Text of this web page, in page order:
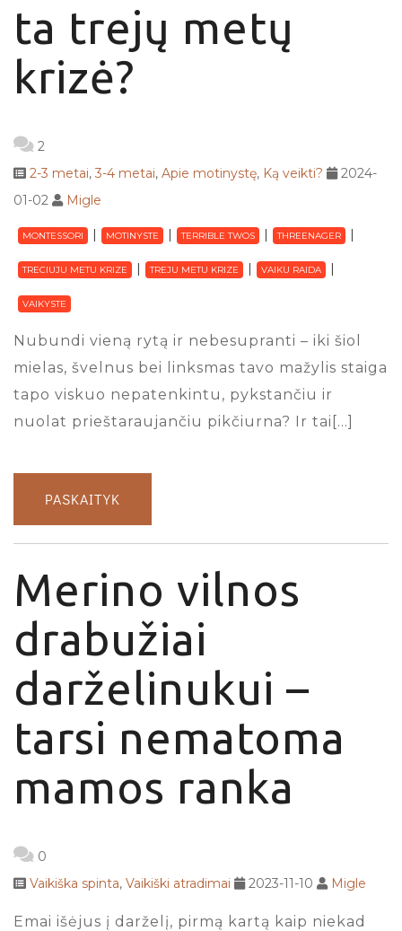
ta trejų metų
krizė?
2
2-3 metai, 3-4 metai, Apie motinystę, Ką veikti?
2024-
01-02
Migle
MONTESSORI MOTINYSTE TERRIBLE TWOS THREENAGER
TRECIUJU METU KRIZE TREJU METU KRIZE VAIKU RAIDA
VAIKYSTE
Nubundi vieną rytą ir nebesupranti – iki šiol
mielas, švelnus bei linksmas tavo mažylis staiga
tapo viskuo nepatenkintu, pykstančiu ir
nuolat prieštaraujančiu pikčiurna? Ir tai[…]
PASKAITYK
Merino vilnos
drabužiai
darželinukui –
tarsi nematoma
mamos ranka
0
Vaikiška spinta, Vaikiški atradimai 2023-11-10 Migle
Emai išėjus į darželį, pirmą kartą kaip niekad